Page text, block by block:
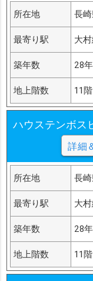
所在地 長
最寄り駅 大
築年数 28年
地上階数 11階
ハウステンボス
詳細
所在地 長
最寄り駅 大
築年数 28年
地上階数 11階